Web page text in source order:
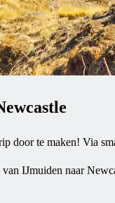
door te maken! Via
IJmuiden naar